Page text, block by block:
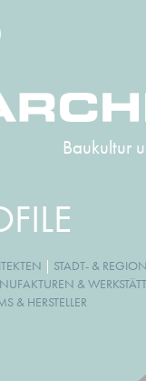
Baukultur
| STADT- &
&
& HERSTELLER